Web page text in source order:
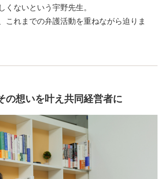
ないという宇野先生。
これまでの弁護活動を重ねながら迫りま
の想いを叶え共同経営者に